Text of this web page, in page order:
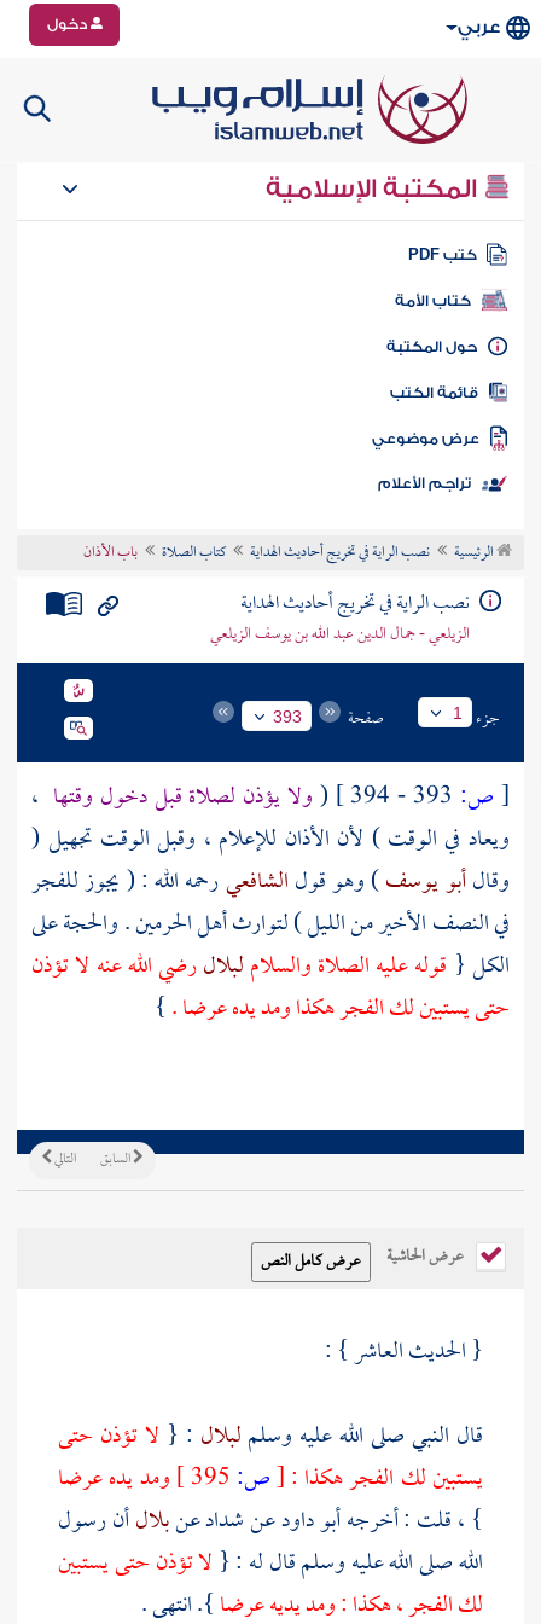
عربي دخول
المكتبة الإسلامية
كتب PDF
كتاب الأمة
المكتبة
الكتب
موضوعي
تراجم الأعلام
الرئيسية نصب الراية في تخريج أحاديث الهداية كتاب الصلاة باب الأذان
نصب الراية في تخريج أحاديث الهداية
الزيلعي - جمال الدين عبد الله بن يوسف الزيلعي
جزء 1 صفحة 393
[ص: (ولا يؤذن لصلاة قبل دخول وقتها ،
ويعاد في الوقت ) لأن الأذان للإعلام ، وقبل الوقت تجهيل (
وقالأبو يوسف) وهو قولالشافعيرحمه الله : ( يجوز للفجر
في النصف الأخير من الليل ) لتوارث أهلالحرمين. والحجة على
الكل { قوله عليه الصلاة والسلاملبلالرضي الله عنه لا تؤذن
حتى يستبين لك الفجر هكذا ومد يده عرضا .}
التالي السابق
عرض الحاشية
{ الحديث العاشر } :
قال النبي صلى الله عليه وسلملبلال : { لا تؤذن حتى
يستبين لك الفجر هكذا :[ص:
ومد يده عرضا
} ، قلت : أخرجهأبو داودعنشدادعنبلالأن رسول
الله صلى الله عليه وسلم قال له : { لا تؤذن حتى يستبين
لك الفجر ، هكذا : ومد يديه عرضا}. انتهى .